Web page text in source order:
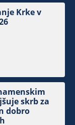
Krke v
skrb za
dobro